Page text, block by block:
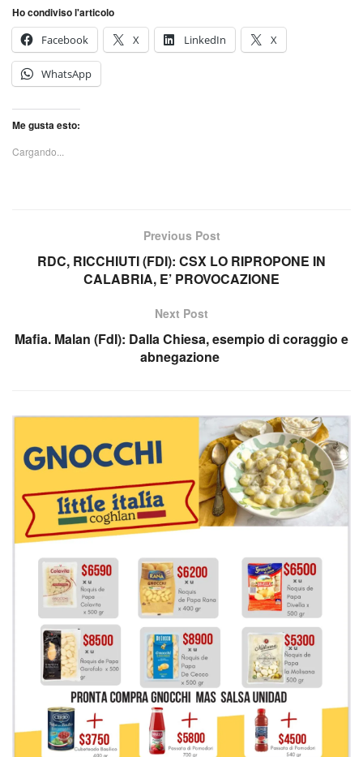
Ho condiviso l'articolo
Facebook
X LinkedIn X
WhatsApp
Me gusta esto:
Cargando...
Previous Post
RDC, RICCHIUTI (FDI): CSX LO RIPROPONE IN
CALABRIA, E’ PROVOCAZIONE
Next Post
Mafia. Malan (FdI): Dalla Chiesa, esempio di coraggio e
abnegazione